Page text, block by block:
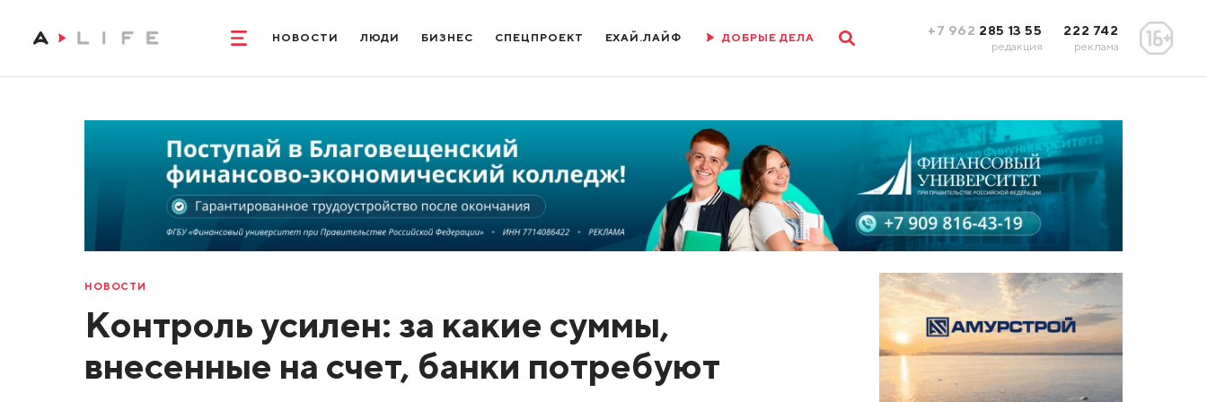
НОВОСТИ ЛЮДИ БИЗНЕС СПЕЦПРОЕКТ ЕХАЙ.ЛАЙФ ДОБРЫЕ ДЕЛА +7 962 285 13 55
редакция
222 742
реклама
НОВОСТИ
Контроль усилен: за какие суммы,
внесенные на счет, банки потребуют